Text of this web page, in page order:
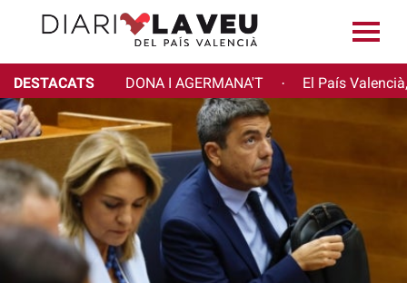
DESTACATS DONA I AGERMANA'T · El País